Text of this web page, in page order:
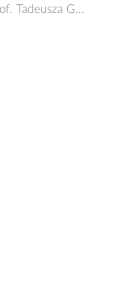
Tadeusza G...